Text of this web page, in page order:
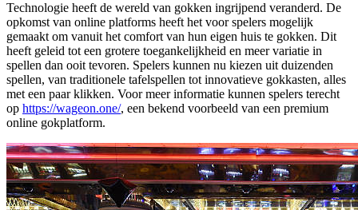
Technologie heeft de wereld van gokken ingrijpend veranderd. De
opkomst van online platforms heeft het voor spelers mogelijk
gemaakt om vanuit het comfort van hun eigen huis te gokken. Dit
heeft geleid tot een grotere toegankelijkheid en meer variatie in
spellen dan ooit tevoren. Spelers kunnen nu kiezen uit duizenden
spellen, van traditionele tafelspellen tot innovatieve gokkasten, alles
met een paar klikken. Voor meer informatie kunnen spelers terecht
op https://wageon.one/, een bekend voorbeeld van een premium
online gokplatform.